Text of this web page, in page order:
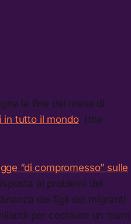
la fine del mese di
in tutto il mondo. (the
“di compromesso” sulle
ai problemi dei
dei figli dei migranti
per costruire un muro